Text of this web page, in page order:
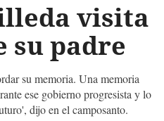
visita
su padre
su memoria. Una memoria
ese gobierno progresista y lo
dijo en el camposanto.